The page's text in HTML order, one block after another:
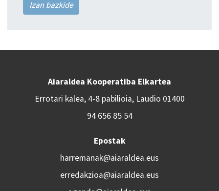
Izan bazkide
Aiaraldea Kooperatiba Elkartea
Errotari kalea, 4-8 pabilioia, Laudio 01400
94 656 85 54
Epostak
harremanak@aiaraldea.eus
erredakzioa@aiaraldea.eus